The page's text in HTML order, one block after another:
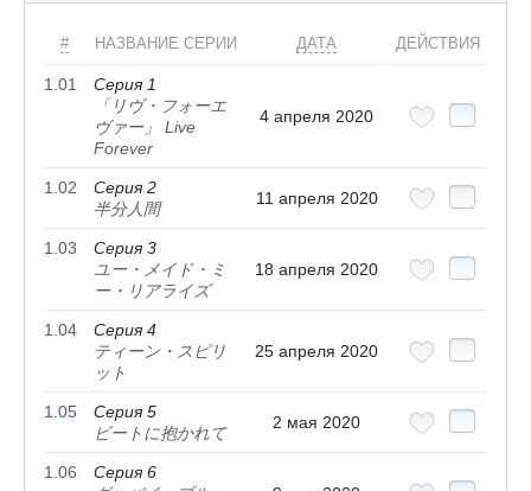
# НАЗВАНИЕ СЕРИИ ДАТА ДЕЙСТВИЯ
1.01
Серия 1
「リヴ・フォーエ
ヴァー」 Live
Forever
4 апреля 2020
1.02
Серия 2
半分人間
11 апреля 2020
1.03
Серия 3
ユー・メイド・ミ
ー・リアライズ
18 апреля 2020
1.04
Серия 4
ティーン・スピリ
ット
25 апреля 2020
1.05
Серия 5
ビートに抱かれて
2 мая 2020
1.06
Серия 6